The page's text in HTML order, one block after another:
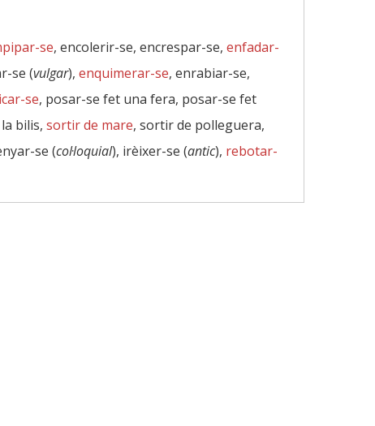
se, encolerir-se, encrespar-se, enfadar-
se (vulgar), enquimerar-se, enrabiar-se,
se, posar-se fet una fera, posar-se fet
bilis, sortir de mare, sortir de polleguera,
se (col·loquial), irèixer-se (antic), rebotar-